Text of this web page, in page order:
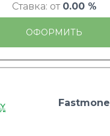
Ставка: от 0.00 %
ОФОРМИТЬ